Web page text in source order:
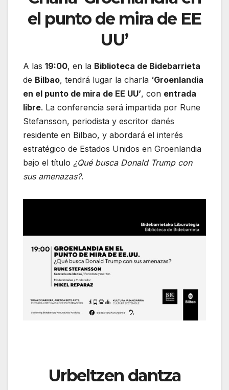
el punto de mira de EE
UU’
A las 19:00, en la Biblioteca de Bidebarrieta
de Bilbao, tendrá lugar la charla ‘Groenlandia
en el punto de mira de EE UU’, con entrada
libre. La conferencia será impartida por Rune
Stefansson, periodista y escritor danés
residente en Bilbao, y abordará el interés
estratégico de Estados Unidos en Groenlandia
bajo el título ¿Qué busca Donald Trump con
sus amenazas?.
Urbeltzen dantza